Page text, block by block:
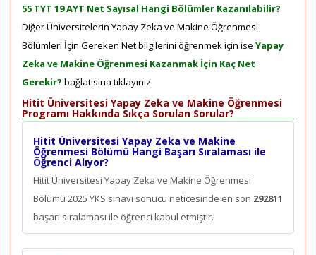
55 TYT 19 AYT Net Sayısal Hangi Bölümler Kazanılabilir?
Diğer Üniversitelerin Yapay Zeka ve Makine Öğrenmesi
Bölümleri İçin Gereken Net bilgilerini öğrenmek için ise Yapay
Zeka ve Makine Öğrenmesi Kazanmak İçin Kaç Net
Gerekir? bağlatısına tıklayınız
Hitit Üniversitesi Yapay Zeka ve Makine Öğrenmesi
Programı Hakkında Sıkça Sorulan Sorular?
Hitit Üniversitesi Yapay Zeka ve Makine
Öğrenmesi Bölümü Hangi Başarı Sıralaması ile
Öğrenci Alıyor?
Hitit Üniversitesi Yapay Zeka ve Makine Öğrenmesi
Bölümü 2025 YKS sınavı sonucu neticesinde en son 292811
başarı sıralaması ile öğrenci kabul etmiştir.